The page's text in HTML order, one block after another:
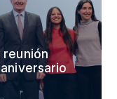
reunión